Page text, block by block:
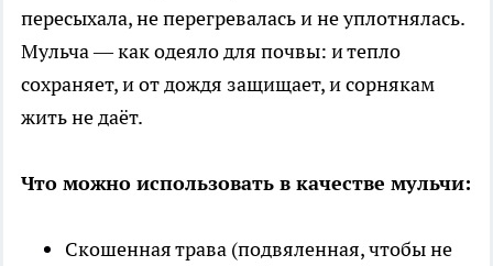
пересыхала, не перегревалась и не уплотнялась.
Мульча — как одеяло для почвы: и тепло
сохраняет, и от дождя защищает, и сорнякам
жить не даёт.
Что можно использовать в качестве мульчи:
Скошенная трава (подвяленная, чтобы не